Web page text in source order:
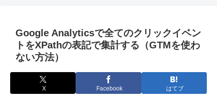
Google Analyticsで全てのクリックイベン
トをXPathの表記で集計する（GTMを使わ
ない方法）
X Facebook はてブ